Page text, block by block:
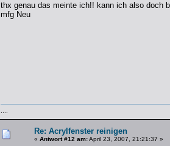
thx genau das meinte ich!! kann ich also doch
mfg Neu
Re: Acrylfenster reinigen
« Antwort #12 am:April 23, 2007, 21:21:37 »